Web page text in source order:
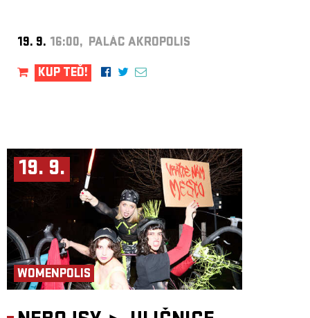
19. 9. 16:00, PALÁC AKROPOLIS
KUP TEĎ!
19. 9.
WOMENPOLIS